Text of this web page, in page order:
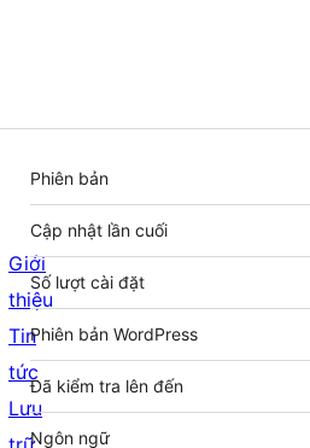
Meta
Phiên bản
Cập nhật lần cuối
Số lượt cài đặt
Phiên bản WordPress
Đã kiểm tra lên đến
Ngôn ngữ
Giới
thiệu
Tin
tức
Lưu